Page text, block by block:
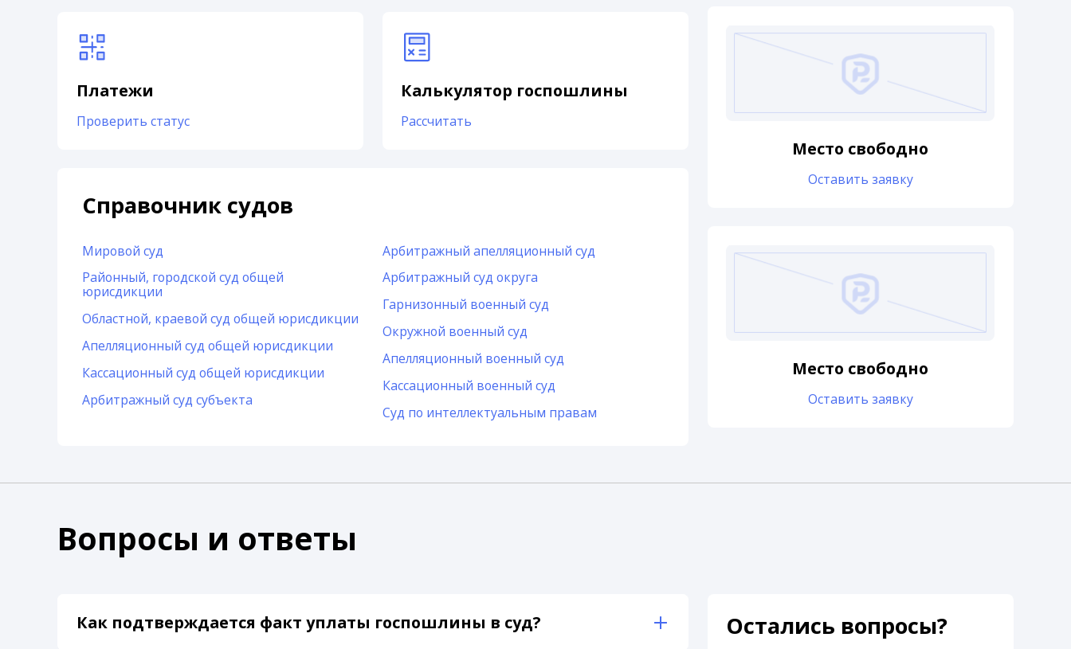
Платежи
Проверить статус
Калькулятор госпошлины
Рассчитать
Справочник судов
Мировой суд
Районный, городской суд общей
юрисдикции
Областной, краевой суд общей юрисдикции
Апелляционный суд общей юрисдикции
Кассационный суд общей юрисдикции
Арбитражный суд субъекта
Арбитражный апелляционный суд
Арбитражный суд округа
Гарнизонный военный суд
Окружной военный суд
Апелляционный военный суд
Кассационный военный суд
Суд по интеллектуальным правам
Место свободно
Оставить заявку
Место свободно
Оставить заявку
Вопросы и ответы
Как подтверждается факт уплаты госпошлины в суд? Остались вопросы?